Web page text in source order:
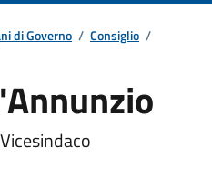
di Governo / Consiglio /